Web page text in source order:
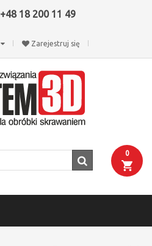
+48 18 200 11 49
Zarejestruj się
0